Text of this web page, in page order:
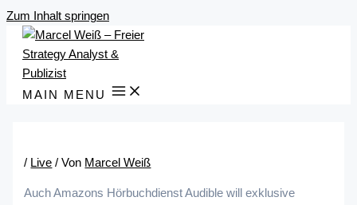
Zum Inhalt springen
MAIN MENU
/ Live / Von Marcel Weiß
Auch Amazons Hörbuchdienst Audible will exklusive